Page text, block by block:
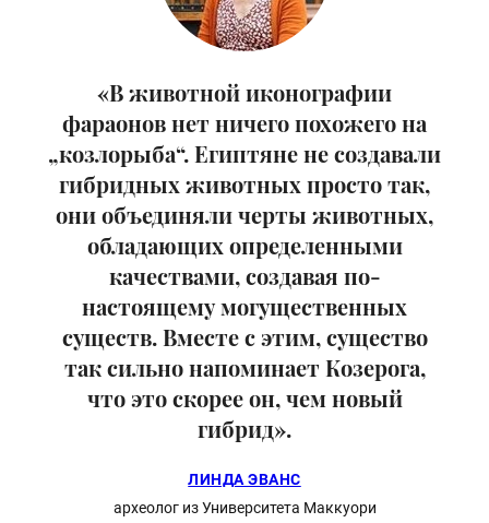
«В животной иконографии
фараонов нет ничего похожего на
„козлорыба“. Египтяне не создавали
гибридных животных просто так,
они объединяли черты животных,
обладающих определенными
качествами, создавая по-
настоящему могущественных
существ. Вместе с этим, существо
так сильно напоминает Козерога,
что это скорее он, чем новый
гибрид».
ЛИНДА ЭВАНС
археолог из Университета Маккуори